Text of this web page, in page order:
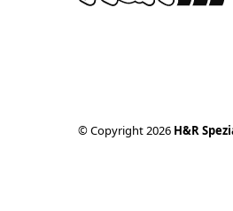
© Copyright 2026 H&R